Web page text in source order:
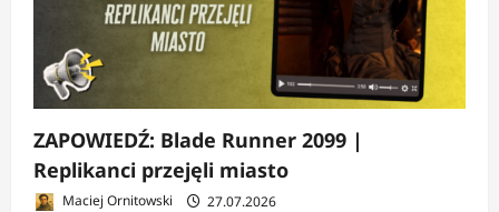
ZAPOWIEDŹ: Blade Runner 2099 |
Replikanci przejęli miasto
Maciej Ornitowski 27.07.2026